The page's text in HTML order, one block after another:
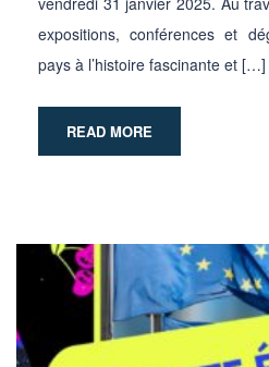
expositions, conférences et
pays à l’histoire fascinante et […]
READ MORE